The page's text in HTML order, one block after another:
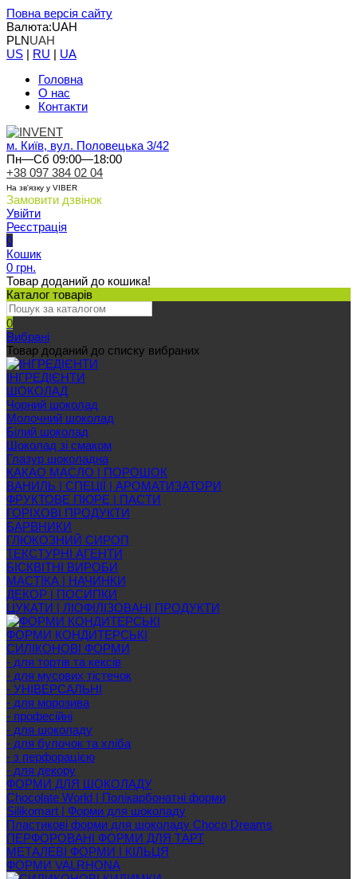
Повна версія сайту
Валюта:UAH
PLNUAH
US | RU | UA
Головна
О нас
Контакти
м. Київ, вул. Половецька 3/42
Пн—Сб 09:00—18:00
+38 097 384 02 04
На зв'язку у VIBER
Замовити дзвінок
Увійти
Реєстрація
0
Кошик
0 грн.
Товар доданий до кошика!
Каталог товарів
0
Вибрані
Товар доданий до списку вибраних
ІНГРЕДІЄНТИ
ШОКОЛАД
Чорний шоколад
Молочний шоколад
Білий шоколад
Шоколад зі смаком
Глазур шоколадна
КАКАО МАСЛО | ПОРОШОК
ВАНИЛЬ | СПЕЦІЇ | АРОМАТИЗАТОРИ
ФРУКТОВЕ ПЮРЕ | ПАСТИ
ГОРІХОВІ ПРОДУКТИ
БАРВНИКИ
ГЛЮКОЗНИЙ СИРОП
ТЕКСТУРНІ АГЕНТИ
БІСКВІТНІ ВИРОБИ
МАСТІКА | НАЧИНКИ
ДЕКОР | ПОСИПКИ
ЦУКАТИ | ЛІОФІЛІЗОВАНІ ПРОДУКТИ
ФОРМИ КОНДИТЕРСЬКІ
СИЛІКОНОВІ ФОРМИ
- для тортів та кексів
- для мусових тістечок
- УНІВЕРСАЛЬНІ
- для морозива
- професійні
- для шоколаду
- для булочок та хліба
- з перфорацією
- для декору
ФОРМИ ДЛЯ ШОКОЛАДУ
Chocolate World | Полікарбонатні форми
Silikomart | Форми для шоколаду
Пластикові форми для шоколаду Choco Dreams
ПЕРФОРОВАНІ ФОРМИ ДЛЯ ТАРТ
МЕТАЛЕВІ ФОРМИ І КІЛЬЦЯ
ФОРМИ VALRHONA